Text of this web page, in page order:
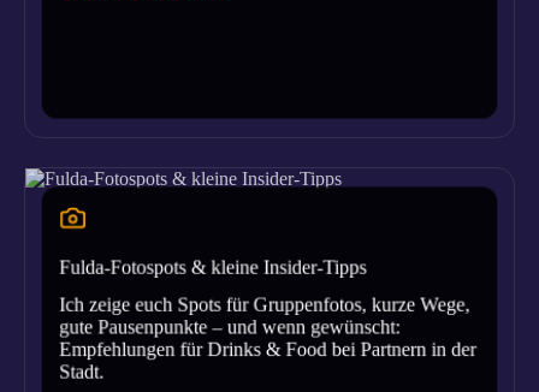
Fulda-Fotospots & kleine Insider-Tipps
Ich zeige euch Spots für Gruppenfotos, kurze Wege,
gute Pausenpunkte – und wenn gewünscht:
Empfehlungen für Drinks & Food bei Partnern in der
Stadt.